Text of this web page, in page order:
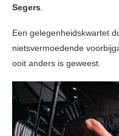
Segers.
Een gelegenheidskwartet
nietsvermoedende
ooit anders is geweest.